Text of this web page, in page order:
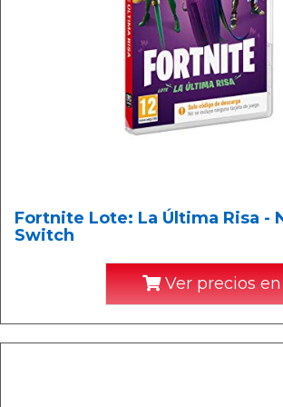
Fortnite Lote: La Última Risa -
Switch
Ver precios